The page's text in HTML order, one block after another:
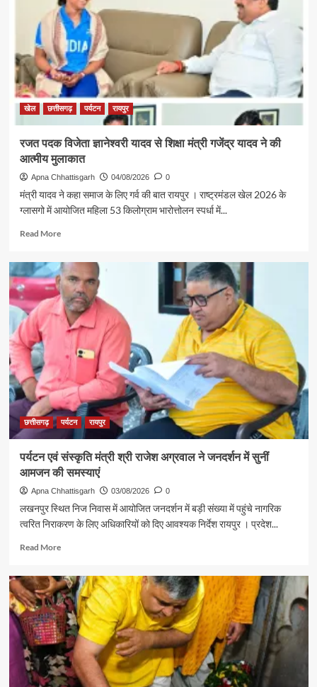
खेल छत्तीसगढ़ पर्यटन रायपुर
रजत पदक विजेता ज्ञानेश्वरी यादव से शिक्षा मंत्री गजेंद्र यादव ने की
आत्मीय मुलाकात
Apna Chhattisgarh 04/08/2026 0
मंत्री यादव ने कहा समाज के लिए गर्व की बात रायपुर । राष्ट्रमंडल खेल 2026 के
ग्लासगो में आयोजित महिला 53 किलोग्राम भारोत्तोलन स्पर्धा में...
Read MoreRead
रजत
पदक
विजेता
ज्ञानेश्वरी
यादव
शिक्षा
मंत्री
गजेंद्र
यादव
ने
की
छत्तीसगढ़ पर्यटन रायपुर
पर्यटन एवं संस्कृति मंत्री श्री राजेश अग्रवाल ने जनदर्शन में सुनीं
आमजन की समस्याएं
Apna Chhattisgarh 03/08/2026 0
लखनपुर स्थित निज निवास में आयोजित जनदर्शन में बड़ी संख्या में पहुंचे नागरिक
त्वरित निराकरण के लिए अधिकारियों को दिए आवश्यक निर्देश रायपुर । प्रदेश...
Read MoreRead
पर्यटन
एवं
संस्कृति
मंत्री
श्री
राजेश
अग्रवाल
ने